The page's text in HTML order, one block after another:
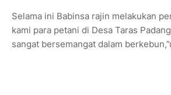
Selama ini Babinsa rajin melakukan
kami para petani di Desa Taras
sangat bersemangat dalam